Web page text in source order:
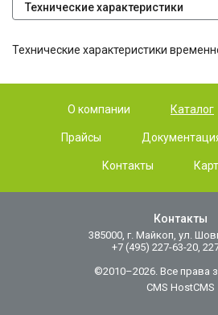
Технические характеристики
Технические характеристики
О компании Каталог
Прайсы
Контакты
Контакты
385000, г. Майкоп, ул.
+7 (495) 227-63-20,
©2010–2026. Все права
CMS HostCMS